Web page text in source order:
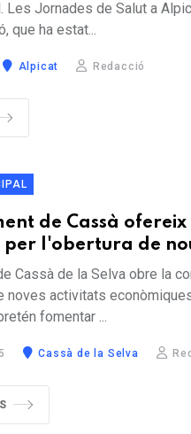
Les Jornades de Salut a
que ha estat...
Alpicat Redacció
de Cassà ofereix
l'obertura de
Cassà de la Selva obre la
noves activitats
fomentar ...
Cassà de la Selva